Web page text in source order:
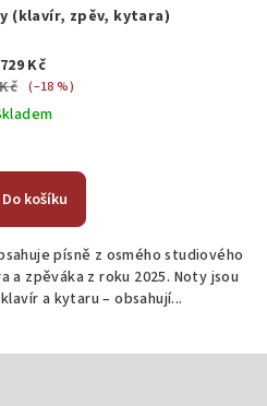
(klavír, zpěv, kytara)
729 Kč
(–18 %)
Do košíku
písně z osmého studiového
zpěváka z roku 2025. Noty jsou
a kytaru – obsahují...